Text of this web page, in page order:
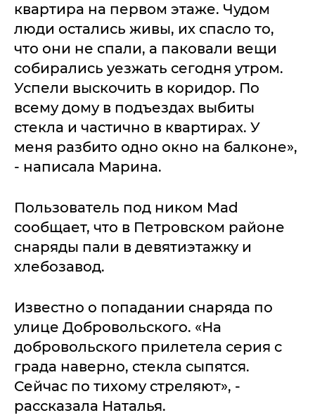
квартира на первом этаже. Чудом
люди остались живы, их спасло то,
что они не спали, а паковали вещи
собирались уезжать сегодня утром.
Успели выскочить в коридор. По
всему дому в подъездах выбиты
стекла и частично в квартирах. У
меня разбито одно окно на балконе»,
- написала Марина.
Пользователь под ником Mad
сообщает, что в Петровском районе
снаряды пали в девятиэтажку и
хлебозавод.
Известно о попадании снаряда по
улице Добровольского. «На
добровольского прилетела серия с
града наверно, стекла сыпятся.
Сейчас по тихому стреляют», -
рассказала Наталья.